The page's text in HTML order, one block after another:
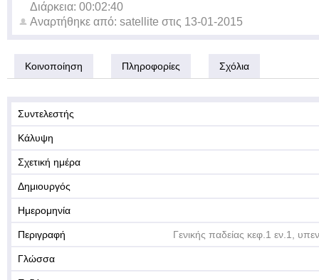
Διάρκεια: 00:02:40
Αναρτήθηκε από: satellite στις 13-01-2015
Κοινοποίηση Πληροφορίες Σχόλια
Συντελεστής
Κάλυψη
Σχετική ημέρα
Δημιουργός
Ημερομηνία
Περιγραφή Γενικής παδείας κεφ.1 εν.1,
Γλώσσα